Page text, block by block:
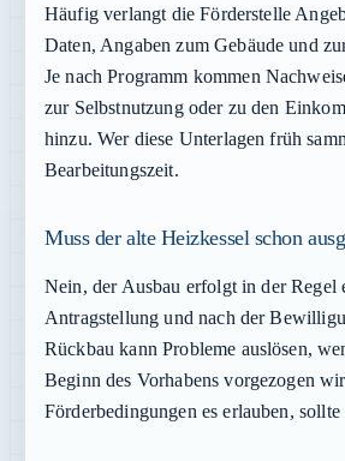
Häufig verlangt die Förderstelle
Daten, Angaben zum Gebäude und
Je nach Programm kommen
zur Selbstnutzung oder zu den
hinzu. Wer diese Unterlagen früh
Bearbeitungszeit.
Muss der alte Heizkessel schon
Nein, der Ausbau erfolgt in der Regel
Antragstellung und nach der
Rückbau kann Probleme auslösen,
Beginn des Vorhabens vorgezogen
Förderbedingungen es erlauben,